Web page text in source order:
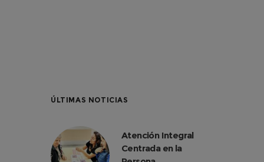
ÚLTIMAS NOTICIAS
Atención Integral
Centrada en la